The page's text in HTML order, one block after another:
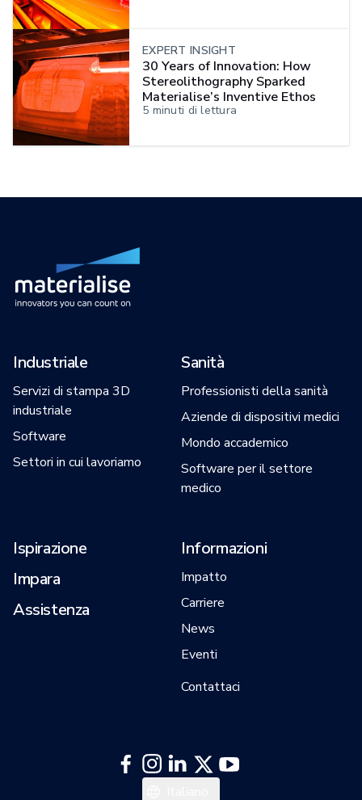
EXPERT INSIGHT
30 Years of Innovation: How
Stereolithography Sparked
Materialise’s Inventive Ethos
5 minuti di lettura
Industriale
Servizi di stampa 3D
industriale
Software
Settori in cui lavoriamo
Sanità
Professionisti della sanità
Aziende di dispositivi medici
Mondo accademico
Software per il settore
medico
Ispirazione
Impara
Assistenza
Informazioni
Impatto
Carriere
News
Eventi
Contattaci